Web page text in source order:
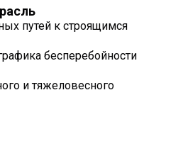
путей к строящимся
бесперебойности
и тяжеловесного